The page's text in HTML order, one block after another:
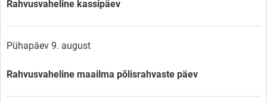
Rahvusvaheline kassipäev
Pühapäev 9. august
Rahvusvaheline maailma põlisrahvaste päev